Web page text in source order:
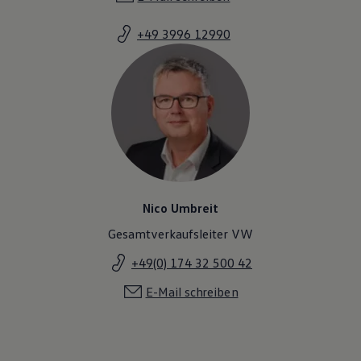
Lifestyle
Transport
Familie
Elektromobilität
Volkswagen R
Pannen- und Unfallhilfe
Volkswagen Kundenbetreuung
+49 3996 12990
Nico Umbreit
Gesamtverkaufsleiter VW
+49(0) 174 32 500 42
E-Mail schreiben